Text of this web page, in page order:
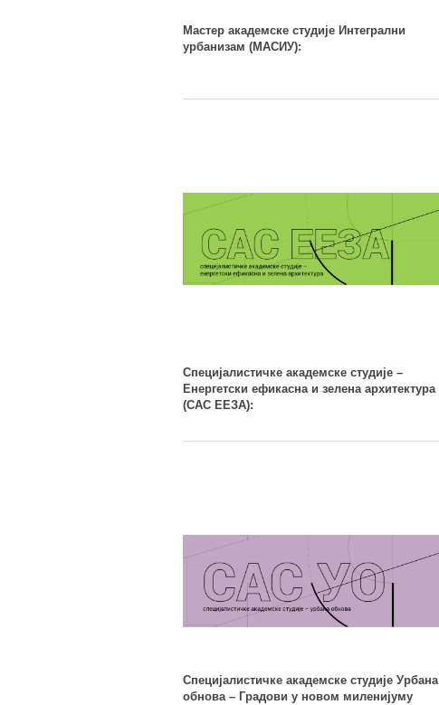
Мастер академске студије Интегрални
урбанизам (МАСИУ):
Специјалистичке академске студије –
Енергетски ефикасна и зелена архитектура
(САС ЕЕЗА):
Специјалистичке академске студије Урбана
обнова – Градови у новом миленијуму